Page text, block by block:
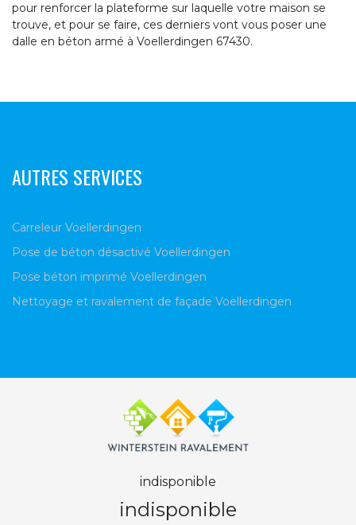
pour renforcer la plateforme sur laquelle votre maison se
trouve, et pour se faire, ces derniers vont vous poser une
dalle en béton armé à Voellerdingen 67430.
AUTRES SERVICES
Carreleur Voellerdingen
Pose de béton désactivé Voellerdingen
Pose béton imprimé Voellerdingen
Nettoyage et ravalement de façade Voellerdingen
indisponible
indisponible